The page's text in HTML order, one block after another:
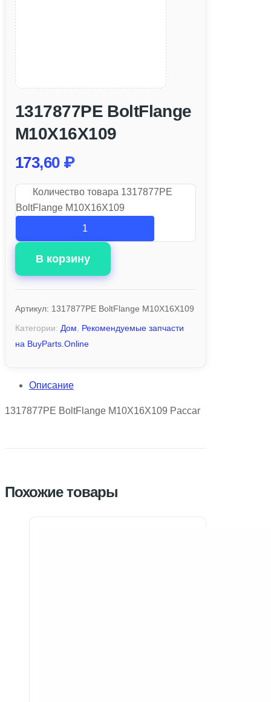
1317877PE BoltFlange
M10X16X109
173,60 ₽
Количество товара 1317877PE
BoltFlange M10X16X109
В корзину
Артикул: 1317877PE BoltFlange M10X16X109
Категории: Дом
Рекомендуемые запчасти
на BuyParts.Online
Описание
1317877PE BoltFlange M10X16X109 Paccar
Похожие товары